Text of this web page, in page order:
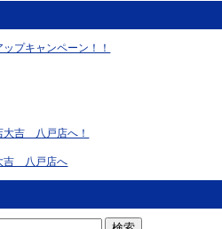
プキャンペーン！！
吉 八戸店へ！
吉 八戸店へ